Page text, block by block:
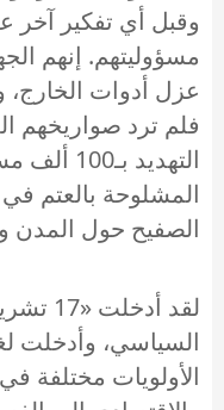
وقبل أي تفكير آخر
مسؤوليتهم. إنهم
فلم ترد صواريخهم
التهديد
المشلوحة بالعتم
الصفيح حول المدن
لقد
السياسي، وأدخلت
الأولويات مختلفة